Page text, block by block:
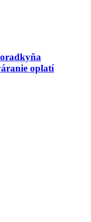
oplatí